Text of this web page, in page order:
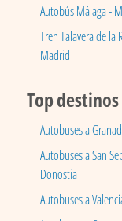
Autobús Málaga -
Tren Talavera de la
Madrid
Top destinos
Autobuses a
Autobuses a San
Donostia
Autobuses a